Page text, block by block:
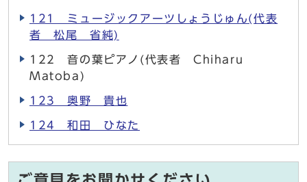
121 ミュージックアーツしょうじゅん(代表
者 松尾 省純)
122 音の葉ピアノ(代表者 Chiharu
Matoba)
123 奥野 貴也
124 和田 ひなた